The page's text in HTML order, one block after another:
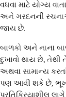
વધવા માટે યોગ્ય
અને ગરદનની
જાય છે.
બાળકો અને નાના
દુખાવો થાય છે, તેથી
અથવા સામાન્ય
પણ આવી શકે છે,
પ્રતિક્રિયાશીલ